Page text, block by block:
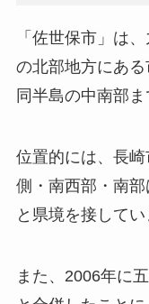
「佐世保市」は
の北部地方にあ
同半島の中南部
位置的には、長
側・南西部・南
と県境を接してい
また、2006年に